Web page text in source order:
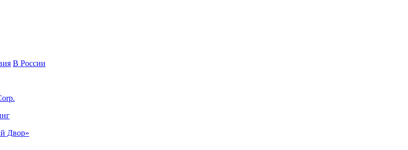
В России
Двор»